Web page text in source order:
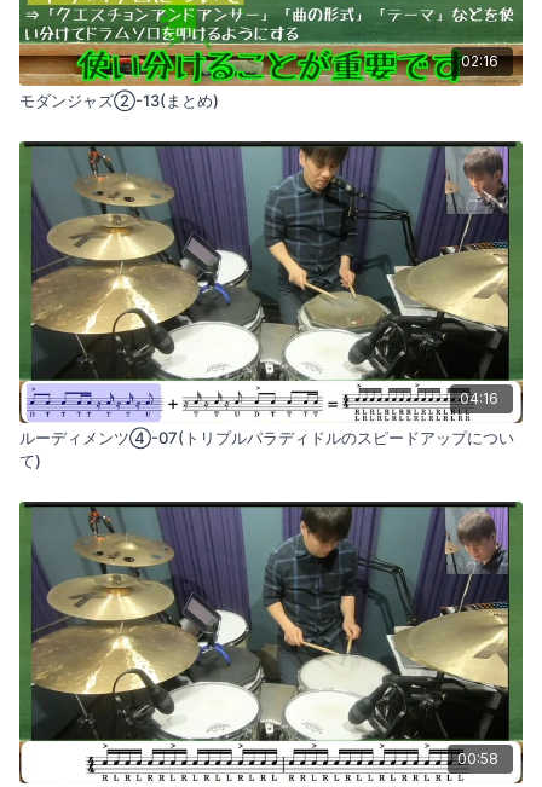
02:16
モダンジャズ②-13(まとめ)
04:16
ルーディメンツ④-07(トリプルパラディドルのスピードアップについ
て)
00:58